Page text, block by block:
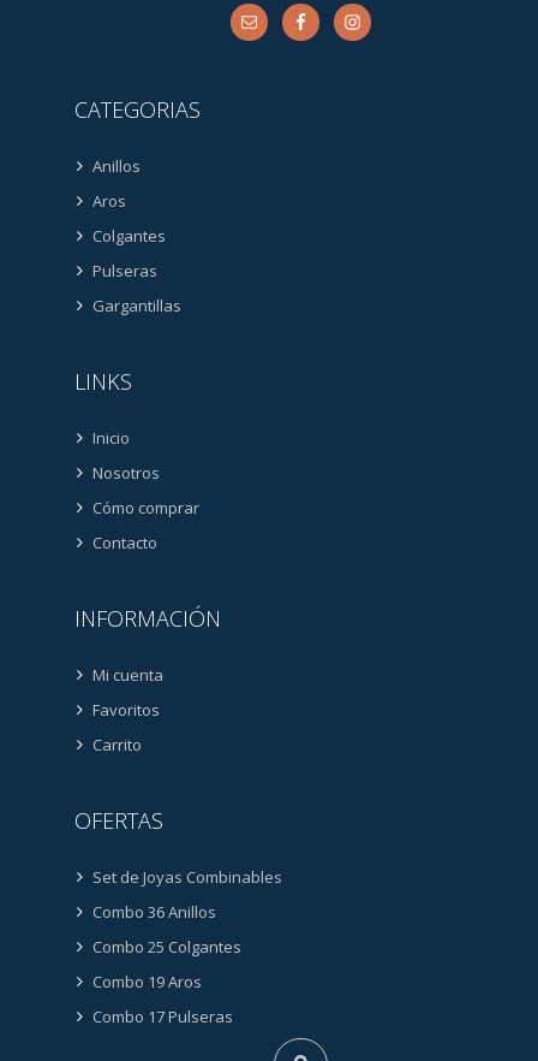
CATEGORIAS
Anillos
Aros
Colgantes
Pulseras
Gargantillas
LINKS
Inicio
Nosotros
Cómo comprar
Contacto
INFORMACIÓN
Mi cuenta
Favoritos
Carrito
OFERTAS
Set de Joyas Combinables
Combo 36 Anillos
Combo 25 Colgantes
Combo 19 Aros
Combo 17 Pulseras